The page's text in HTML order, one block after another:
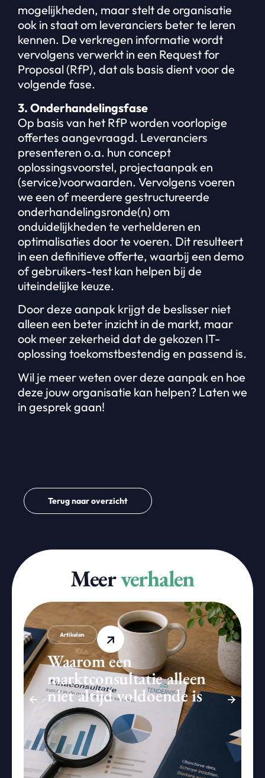
mogelijkheden, maar stelt de organisatie
ook in staat om leveranciers beter te leren
kennen. De verkregen informatie wordt
vervolgens verwerkt in een Request for
Proposal (RfP), dat als basis dient voor de
volgende fase.
3. Onderhandelingsfase
Op basis van het RfP worden voorlopige
offertes aangevraagd. Leveranciers
presenteren o.a. hun concept
oplossingsvoorstel, projectaanpak en
(service)voorwaarden. Vervolgens voeren
we een of meerdere gestructureerde
onderhandelingsronde(n) om
onduidelijkheden te verhelderen en
optimalisaties door te voeren. Dit resulteert
in een definitieve offerte, waarbij een demo
of gebruikers-test kan helpen bij de
uiteindelijke keuze.
Door deze aanpak krijgt de beslisser niet
alleen een beter inzicht in de markt, maar
ook meer zekerheid dat de gekozen IT-
oplossing toekomstbestendig en passend is.
Wil je meer weten over deze aanpak en hoe
deze jouw organisatie kan helpen? Laten we
in gesprek gaan!
Terug naar overzicht
Meerverhalen
Artikelen
Waarom een
marktconsultatie alleen
niet altijd voldoende is